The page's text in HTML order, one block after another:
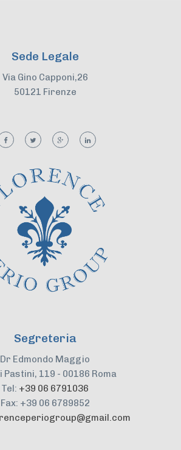
Sede Legale
Via Gino Capponi,26
50121 Firenze
Segreteria
Dr Edmondo Maggio
Pastini, 119 - 00186 Roma
Tel: +39 06 6791036
Fax: +39 06 6789852